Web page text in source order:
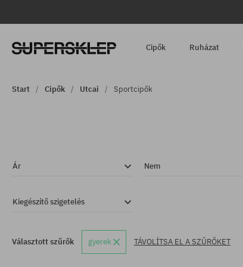
Cipők Ruházat
Start Cipők Utcai Sportcipők
Ár Nem
Kiegészítő szigetelés
Választott szűrők gyerek TÁVOLÍTSA EL A SZŰRŐKET